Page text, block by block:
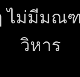
ไม่มีมณ
วิหาร